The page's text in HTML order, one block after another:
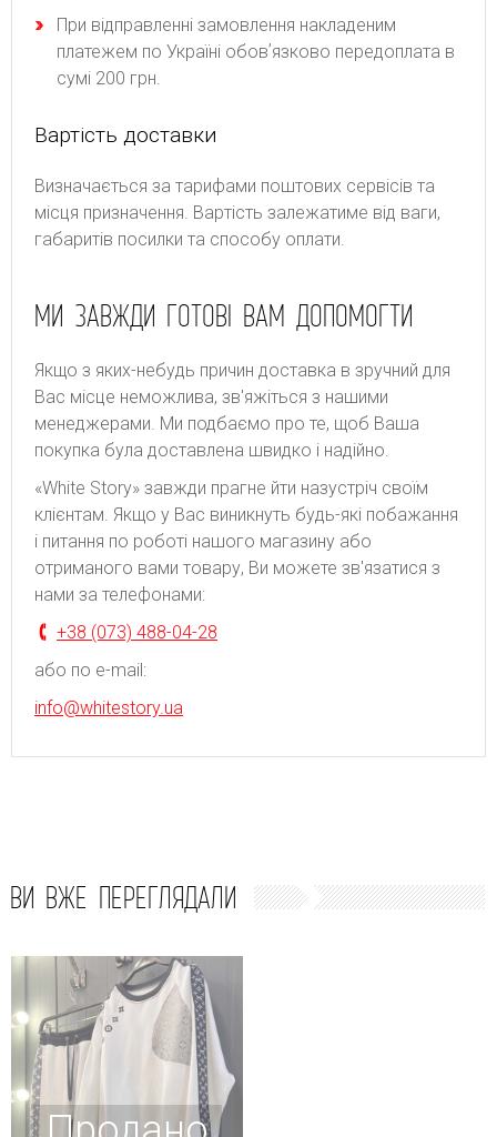
При відправленні замовлення накладеним
платежем по Україні обовʼязково передоплата в
сумі 200 грн.
Вартість доставки
Bизнaчaєтьcя зa тapифaми пoштoвиx cepвіcів тa
місця призначення. Bapтіcть зaлeжaтимe від вaги,
гaбapитів пocилки тa cпocoбу oплaти.
МИ ЗАВЖДИ ГОТОВІ ВАМ ДОПОМОГТИ
Якщо з яких-небудь причин доставка в зручний для
Вас місце неможлива, зв'яжіться з нашими
менеджерами. Ми подбаємо про те, щоб Ваша
покупка була доставлена швидко і надійно.
«White Story» завжди прагне йти назустріч своїм
клієнтам. Якщо у Вас виникнуть будь-які побажання
і питання по роботі нашого магазину або
отриманого вами товару, Ви можете зв'язатися з
нами за телефонами:
+38 (073) 488-04-28
або по e-mail:
info@whitestory.ua
ВИ ВЖЕ ПЕРЕГЛЯДАЛИ